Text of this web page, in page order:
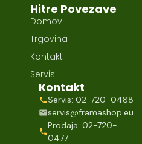
Hitre Povezave
Domov
Trgovina
Kontakt
Servis
Kontakt
Servis: 02-720-0488
servis@framashop.eu
Prodaja: 02-720-
0477